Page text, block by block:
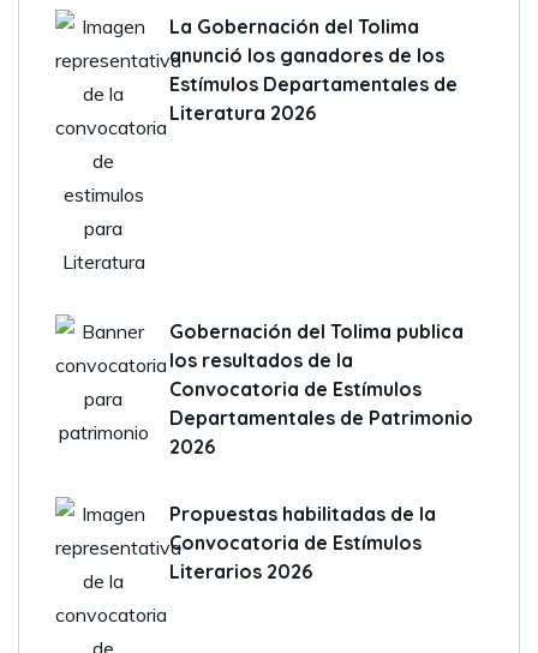
La Gobernación del Tolima
anunció los ganadores de los
Estímulos Departamentales de
Literatura 2026
Gobernación del Tolima publica
los resultados de la
Convocatoria de Estímulos
Departamentales de Patrimonio
2026
Propuestas habilitadas de la
Convocatoria de Estímulos
Literarios 2026